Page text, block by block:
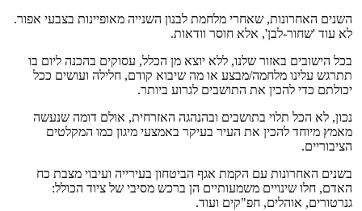
השנים האחרונות, שאחרי מלחמת לבנון השנייה מאופיינות בצבעי אפור.
לא עוד 'שחור-לבן', אלא חוסר וודאות.
בכל הישובים באזור שלנו, ללא יוצא מן הכלל, עסוקים בהכנה ליום בו
תתרגש עלינו מלחמה/מבצע או מה שיבוא קודם, חלילה ועושים ככל
יכולתם כדי להכין את התושבים לגרוע ביותר.
נכון, לא הכל תלוי בתושבים ובהנהגה האזרחית, אולם דומה שנעשה
מאמץ מיוחד להכין את העיר בעיקר באמצעי מיגון כמו המקלטים
הציבוריים.
בשנים האחרונות עם הקמת אגף הביטחון בעירייה ועיבוי מצבת כח
האדם, חלו שינויים משמעותיים הן ברכש מסיבי של ציוד הכולל:
גנרטורים, אוהלים, חפ"קים ועוד.